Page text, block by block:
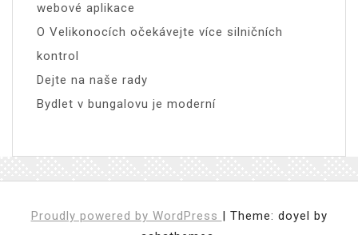
webové aplikace
O Velikonocích očekávejte více silničních
kontrol
Dejte na naše rady
Bydlet v bungalovu je moderní
Proudly powered by WordPress | Theme: doyel by